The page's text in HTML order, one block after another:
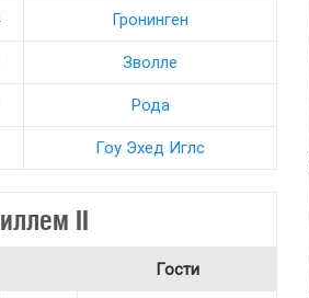
Гронинген
Зволле
Рода
Гоу Эхед Иглс
II
Гости